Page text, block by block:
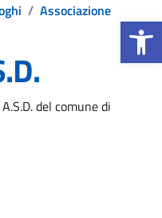
Apri la
/ Associazione
del comune di